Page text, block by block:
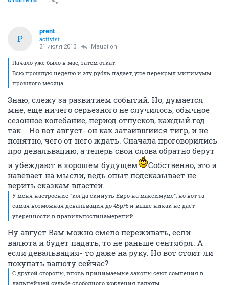
P
prent
activist
31 июля 2013 Mauction
Начало уже было в мае, затем откат.
Всю прошлую неделю и эту рубль падает, уже перекрыл минимумы
прошлого месяца
Знаю, слежу за развитием событий. Но, думается
мне, еще ничего серьезного не случилось, обычное
сезонное колебание, период отпусков, каждый год
так... Но вот август- он как затаившийся тигр, и не
понятно, чего от него ждать. Сначала проговорились
про девальвацию, а теперь свои слова обратно берут
и убеждают в хорошем будущем
Собственно, это и
навевает на мысли, ведь опыт подсказывает не
верить сказкам властей.
У меня настроение "когда скинуть Евро на максимуме", но вот та
самая возможная девальвация до 45р/€ и выше никак не даёт
уверенности в правильностинамерений.
Ну август Вам можно смело переживать, если
валюта и будет падать, то не раньше сентября. А
если девальвация- то даже на руку. Но вот стоит ли
покупать валюту сейчас?
С другой стороны, вновь принимаемые законы сеют сомнения в
дальнейшей судьбе свободного хождения валюты.